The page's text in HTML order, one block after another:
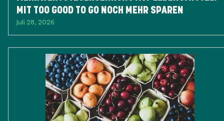
MIT TOO GOOD TO GO NOCH MEHR SPAREN
Juli 28, 2026